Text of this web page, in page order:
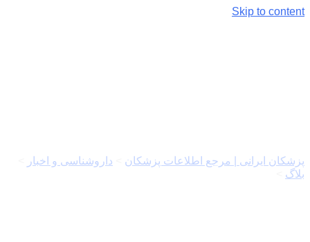
Skip to content
پزشکان ایرانی | مرجع اطلاعات پزشکان داروشناسی و اخبار
بلاگ